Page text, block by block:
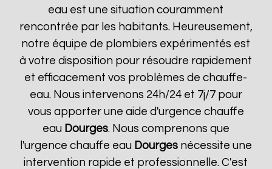
eau est une situation couramment
rencontrée par les habitants. Heureusement,
notre équipe de plombiers expérimentés est
à votre disposition pour résoudre rapidement
et efficacement vos problèmes de chauffe-
eau. Nous intervenons 24h/24 et 7j/7 pour
vous apporter une aide d'urgence chauffe
eau Dourges. Nous comprenons que
l'urgence chauffe eau Dourgesnécessite une
intervention rapide et professionnelle. C'est